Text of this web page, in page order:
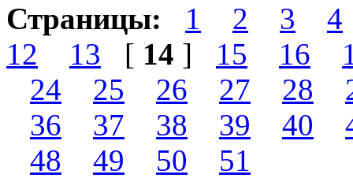
Страницы:
1 2 3
4
12
13 [ 14 ] 15 16
24
25 26 27 28
36
37 38 39 40
48
49 50 51